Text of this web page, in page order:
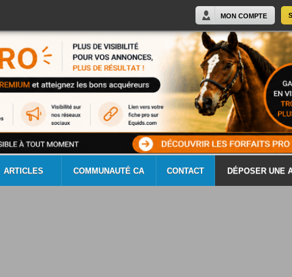
MON COMPTE
ARTICLES COMMUNAUTÉ CA CONTACT DÉPOSER UNE